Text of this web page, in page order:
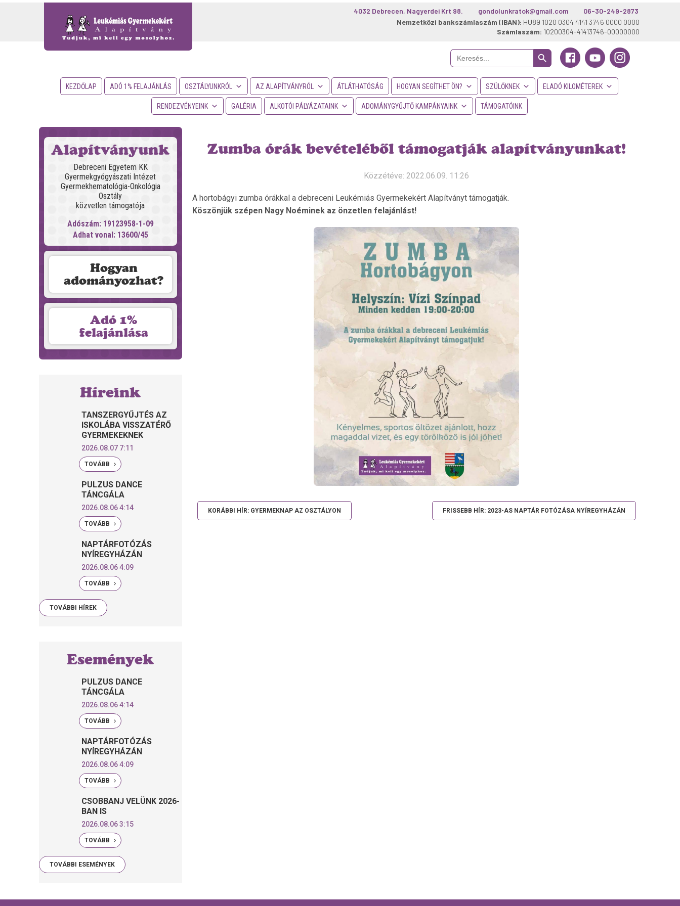
06-30-249-2873
gondolunkratok@gmail.com
4032 Debrecen, Nagyerdei Krt 98.
Nemzetközi bankszámlaszám (IBAN): HU89 1020 0304 4141 3746 0000 0000
Számlaszám: 10200304-41413746-00000000
Search
for:
Search Button
KEZDŐLAP ADÓ 1% FELAJÁNLÁS OSZTÁLYUNKRÓL AZ ALAPÍTVÁNYRÓL ÁTLÁTHATÓSÁG HOGYAN SEGÍTHET ÖN? SZÜLŐKNEK ELADÓ KILOMÉTEREK
RENDEZVÉNYEINK GALÉRIA ALKOTÓI PÁLYÁZATAINK ADOMÁNYGYŰJTŐ KAMPÁNYAINK TÁMOGATÓINK
Alapítványunk
Debreceni Egyetem KK
Gyermekgyógyászati Intézet
Gyermekhematológia-Onkológia
Osztály
közvetlen támogatója
Adószám: 19123958-1-09
Adhat vonal: 13600/45
Hogyan
adományozhat?
Adó 1%
felajánlása
Híreink
TANSZERGYŰJTÉS AZ
ISKOLÁBA VISSZATÉRŐ
GYERMEKEKNEK
2026.08.07 7:11
TOVÁBB
PULZUS DANCE
TÁNCGÁLA
2026.08.06 4:14
TOVÁBB
NAPTÁRFOTÓZÁS
NYÍREGYHÁZÁN
2026.08.06 4:09
TOVÁBB
TOVÁBBI HÍREK
Események
PULZUS DANCE
TÁNCGÁLA
2026.08.06 4:14
TOVÁBB
NAPTÁRFOTÓZÁS
NYÍREGYHÁZÁN
2026.08.06 4:09
TOVÁBB
CSOBBANJ VELÜNK 2026-
BAN IS
2026.08.06 3:15
TOVÁBB
TOVÁBBI ESEMÉNYEK
Zumba órák bevételéből támogatják alapítványunkat!
Közzétéve: 2022.06.09. 11:26
A hortobágyi zumba órákkal a debreceni Leukémiás Gyermekekért Alapítványt támogatják.
Köszönjük szépen Nagy Noéminek az önzetlen felajánlást!
KORÁBBI HÍR: GYERMEKNAP AZ OSZTÁLYON FRISSEBB HÍR: 2023-AS NAPTÁR FOTÓZÁSA NYÍREGYHÁZÁN